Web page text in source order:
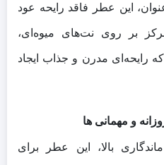
این عطر فاقد رایحه عود
بر روی نت‌های میوه‌ای،
رایحه‌ای مدرن و جذاب ایجاد
و مهمانی‌ ها
بالا، این عطر برای